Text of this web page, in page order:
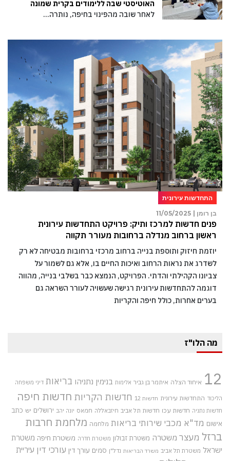
האוטיסטי שבה ללימודים בקרית שמונה
לאחר שובה מהפינוי בחיפה, נותרה…
התחדשות עירונית
בן רומן |
11/05/2025
פנים חדשות למרכז ותיק: פרויקט התחדשות עירונית
ראשון ברחוב מנדלה ברחובות מעורר תקווה
יוזמת חיזוק ותוספת בנייה ברחוב מרכזי ברחובות מבטיחה לא רק
לשדרג את נראות הרחוב ואיכות החיים בו, אלא גם לשמור על
צביונו הקהילתי והדתי. הפרויקט, הנמצא כבר בשלבי בנייה, מהווה
דוגמה להתחדשות עירונית רגישה שעשויה לעורר השראה גם
בערים אחרות, כולל חיפה והקריות
מה הלו"ז
12 איחוד הצלה איתמר בן גביר אלימות בנימין נתניהו בריאות דיני משפחה
הליכוד התחדשות עירונית חדשות 12 חדשות הקריות חדשות חיפה
חדשות נתניה חדשות עכו חדשות תל אביב חיזבאללה חמאס יונה יהב ירושלים יש כתב
אישום מד"א מכבי שירותי בריאות מלחמה מלחמת חרבות
ברזל מעצר משטרה משטרת זבולון משטרת חדרה משטרת חיפה משטרת
ישראל משטרת תל אביב משרד הבריאות נדל"ן סמים עורך דין עורכי דין עיריית